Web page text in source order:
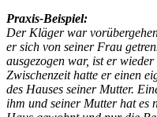
Praxis-Beispiel:
Der Kläger war
er sich von seiner Frau
ausgezogen war, ist er
Zwischenzeit hatte er einen
des Hauses seiner Mutter.
ihm und seiner Mutter hat es